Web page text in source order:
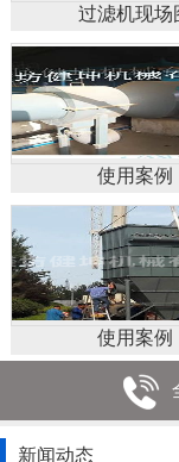
过滤机现场
使用案例
使用案例
新闻动态